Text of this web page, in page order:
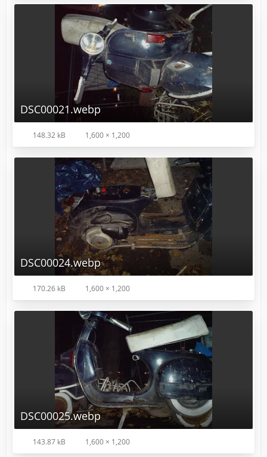
DSC00021.webp
148.32 kB 1,600 × 1,200
DSC00024.webp
170.26 kB 1,600 × 1,200
DSC00025.webp
143.87 kB 1,600 × 1,200